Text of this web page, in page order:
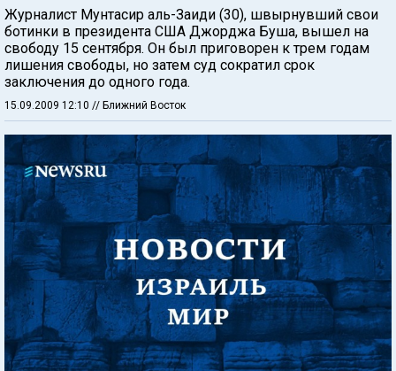
Журналист Мунтасир аль-Заиди (30), швырнувший свои
ботинки в президента США Джорджа Буша, вышел на
свободу 15 сентября. Он был приговорен к трем годам
лишения свободы, но затем суд сократил срок
заключения до одного года.
15.09.2009 12:10 // Ближний Восток